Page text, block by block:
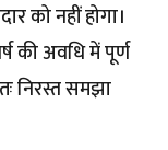
को नहीं होगा।
की अवधि में पूर्ण
निरस्त समझा